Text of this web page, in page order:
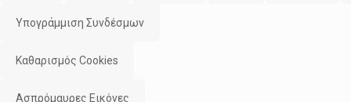
Υπογράμμιση Συνδέσμων
Καθαρισμός Cookies
Ασπρόμαυρες Εικόνες